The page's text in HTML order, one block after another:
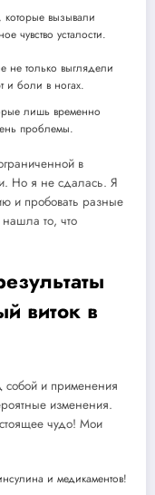
вызывали
чувство усталости.
не только выглядели
и боли в ногах.
лишь временно
проблемы.
в
Но я не сдалась. Я
и пробовать разные
то, что
виток в
собой и применения
изменения.
чудо! Мои
и медикаментов!